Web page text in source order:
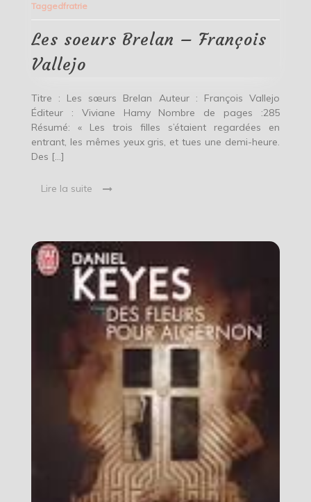
François
Vallejo
Taggedfratrie
Les soeurs Brelan – François
Vallejo
Titre : Les sœurs Brelan Auteur : François Vallejo
Éditeur : Viviane Hamy Nombre de pages :285
Résumé: « Les trois filles s’étaient regardées en
entrant, les mêmes yeux gris, et tues une demi-heure.
Des […]
Lire la suite